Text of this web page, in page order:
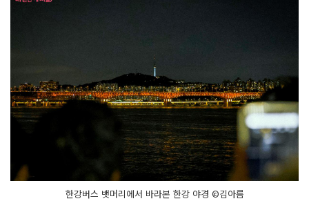
한강버스 뱃머리에서 바라본 한강 야경 ©김아름